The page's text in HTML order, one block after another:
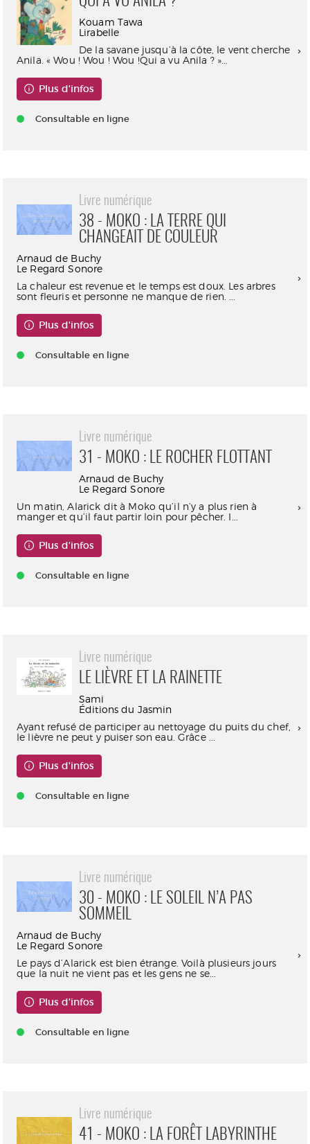
Kouam Tawa
Lirabelle
De la savane jusqu’à la côte, le vent cherche
Anila. « Wou ! Wou ! Wou !Qui a vu Anila ? »...
Plus d'infos
Consultable en ligne
Livre numérique
38 - MOKO : LA TERRE QUI
CHANGEAIT DE COULEUR
Arnaud de Buchy
Le Regard Sonore
La chaleur est revenue et le temps est doux. Les arbres
sont fleuris et personne ne manque de rien. ...
Plus d'infos
Consultable en ligne
Livre numérique
31 - MOKO : LE ROCHER FLOTTANT
Arnaud de Buchy
Le Regard Sonore
Un matin, Alarick dit à Moko qu’il n’y a plus rien à
manger et qu’il faut partir loin pour pêcher. I...
Plus d'infos
Consultable en ligne
Livre numérique
LE LIÈVRE ET LA RAINETTE
Sami
Éditions du Jasmin
Ayant refusé de participer au nettoyage du puits du chef,
le lièvre ne peut y puiser son eau. Grâce ...
Plus d'infos
Consultable en ligne
Livre numérique
30 - MOKO : LE SOLEIL N’A PAS
SOMMEIL
Arnaud de Buchy
Le Regard Sonore
Le pays d’Alarick est bien étrange. Voilà plusieurs jours
que la nuit ne vient pas et les gens ne se...
Plus d'infos
Consultable en ligne
Livre numérique
41 - MOKO : LA FORÊT LABYRINTHE